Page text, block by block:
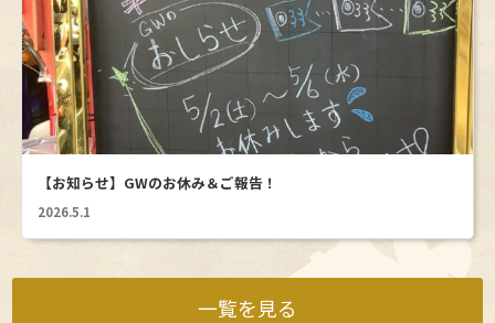
【お知らせ】GWのお休み＆ご報告！
2026.5.1
一覧を見る